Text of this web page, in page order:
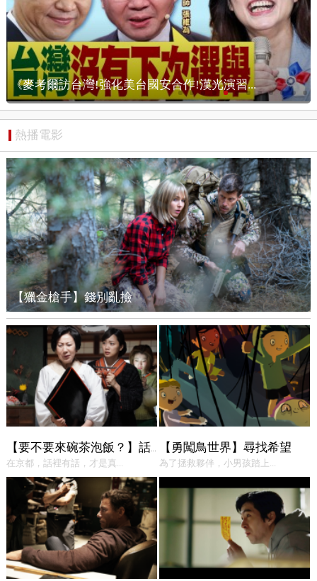
【狠狠抖內幕】北市戒嚴？沈伯洋簽名引
熱播電影
【獵金槍手】錢別亂撿
【要不要來碗茶泡飯？】話中有話
在京都，話裡有話，才是真...
【勇闖鳥世界】尋找希望
為了拯救夥伴，小男孩踏上...